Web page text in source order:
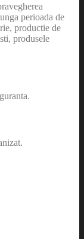
perioada de
productie de
produsele